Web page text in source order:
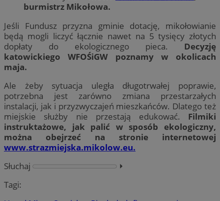
burmistrz Mikołowa.
Jeśli Fundusz przyzna gminie dotację, mikołowianie
będą mogli liczyć łącznie nawet na 5 tysięcy złotych
dopłaty do ekologicznego pieca. Decyzję
katowickiego WFOŚiGW poznamy w okolicach
maja.
Ale żeby sytuacja uległa długotrwałej poprawie,
potrzebna jest zarówno zmiana przestarzałych
instalacji, jak i przyzwyczajeń mieszkańców. Dlatego też
miejskie służby nie przestają edukować. Filmiki
instruktażowe, jak palić w sposób ekologiczny,
można obejrzeć na stronie internetowej
www.strazmiejska.mikolow.eu.
Słuchaj
⏵︎
Tagi: